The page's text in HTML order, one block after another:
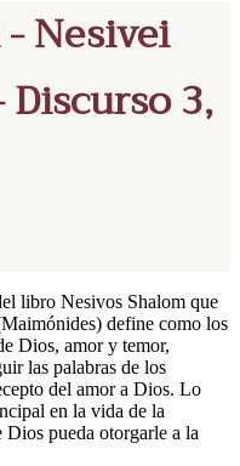
Nesivei
3,
libro Nesivos Shalom que
define como los
Dios, amor y temor,
las palabras de los
del amor a Dios. Lo
en la vida de la
Dios pueda otorgarle a la